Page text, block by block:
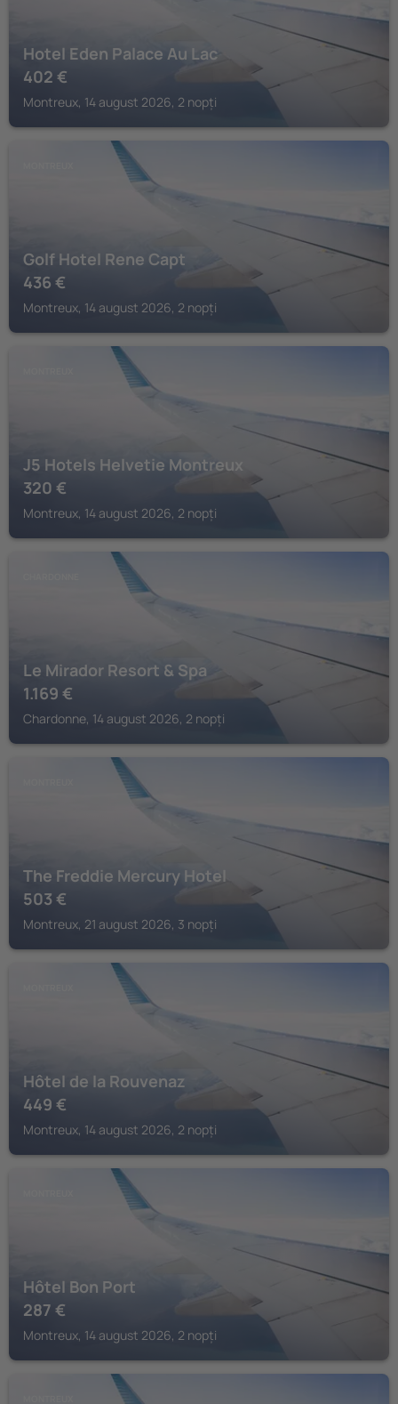
Hotel Eden Palace Au Lac
402 €
Montreux, 14 august 2026, 2 nopți
Golf Hotel Rene Capt
436 €
Montreux, 14 august 2026, 2 nopți
J5 Hotels Helvetie Montreux
320 €
Montreux, 14 august 2026, 2 nopți
Le Mirador Resort & Spa
1.169 €
Chardonne, 14 august 2026, 2 nopți
The Freddie Mercury Hotel
503 €
Montreux, 21 august 2026, 3 nopți
Hôtel de la Rouvenaz
449 €
Montreux, 14 august 2026, 2 nopți
Hôtel Bon Port
287 €
Montreux, 14 august 2026, 2 nopți